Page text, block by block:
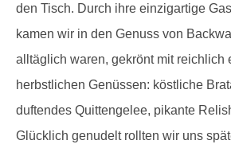
den Tisch. Durch ihre einzigartige
kamen wir in den Genuss von
alltäglich waren, gekrönt mit reichlich
herbstlichen Genüssen: köstliche
duftendes Quittengelee, pikante
Glücklich genudelt rollten wir uns